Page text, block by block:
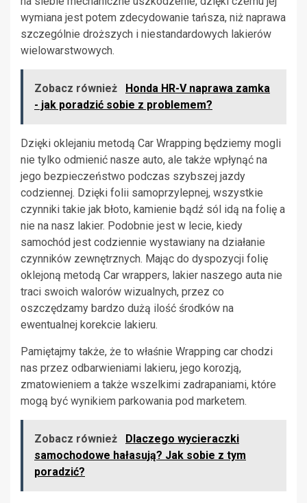
wymiana jest potem zdecydowanie tańsza, niż naprawa
szczególnie droższych i niestandardowych lakierów
wielowarstwowych.
Zobacz również
Honda HR-V naprawa zamka
- jak poradzić sobie z problemem?
Dzięki oklejaniu metodą Car Wrapping będziemy mogli
nie tylko odmienić nasze auto, ale także wpłynąć na
jego bezpieczeństwo podczas szybszej jazdy
codziennej. Dzięki folii samoprzylepnej, wszystkie
czynniki takie jak błoto, kamienie bądź sól idą na folię a
nie na nasz lakier. Podobnie jest w lecie, kiedy
samochód jest codziennie wystawiany na działanie
czynników zewnętrznych. Mając do dyspozycji folię
oklejoną metodą Car wrappers, lakier naszego auta nie
traci swoich walorów wizualnych, przez co
oszczędzamy bardzo dużą ilość środków na
ewentualnej korekcie lakieru.
Pamiętajmy także, że to właśnie Wrapping car chodzi
nas przez odbarwieniami lakieru, jego korozją,
zmatowieniem a także wszelkimi zadrapaniami, które
mogą być wynikiem parkowania pod marketem.
Zobacz również
Dlaczego wycieraczki
samochodowe hałasują? Jak sobie z tym
poradzić?